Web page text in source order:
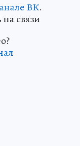
ВК.
связи